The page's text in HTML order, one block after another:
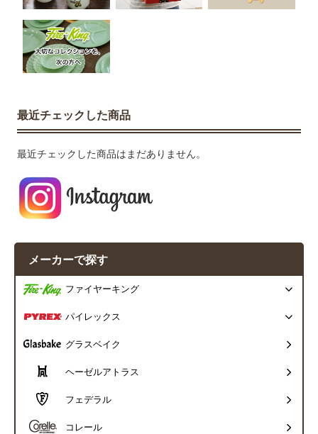
最近チェックした商品
最近チェックした商品はまだありません。
メーカーで探す
ファイヤーキング
パイレックス
グラスベイク
ヘーゼルアトラス
フェデラル
コレール